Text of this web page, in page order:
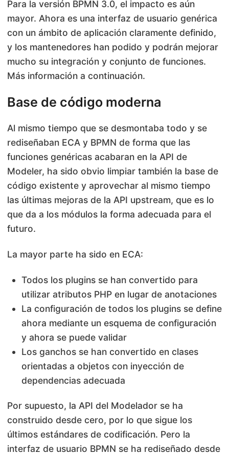
Para la versión BPMN 3.0, el impacto es aún
mayor. Ahora es una interfaz de usuario genérica
con un ámbito de aplicación claramente definido,
y los mantenedores han podido y podrán mejorar
mucho su integración y conjunto de funciones.
Más información a continuación.
Base de código moderna
Al mismo tiempo que se desmontaba todo y se
rediseñaban ECA y BPMN de forma que las
funciones genéricas acabaran en la API de
Modeler, ha sido obvio limpiar también la base de
código existente y aprovechar al mismo tiempo
las últimas mejoras de la API upstream, que es lo
que da a los módulos la forma adecuada para el
futuro.
La mayor parte ha sido en ECA:
Todos los plugins se han convertido para
utilizar atributos PHP en lugar de anotaciones
La configuración de todos los plugins se define
ahora mediante un esquema de configuración
y ahora se puede validar
Los ganchos se han convertido en clases
orientadas a objetos con inyección de
dependencias adecuada
Por supuesto, la API del Modelador se ha
construido desde cero, por lo que sigue los
últimos estándares de codificación. Pero la
interfaz de usuario BPMN se ha rediseñado desde